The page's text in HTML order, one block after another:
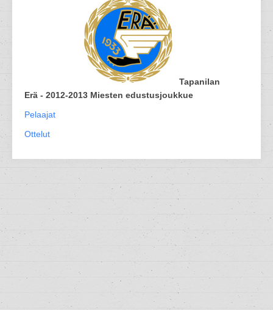
Tapanilan
Erä - 2012-2013 Miesten edustusjoukkue
Pelaajat
Ottelut